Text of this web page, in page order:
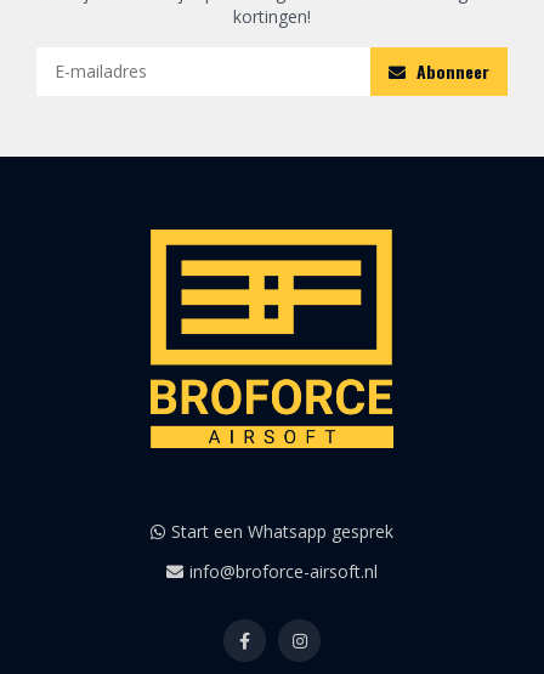
kortingen!
Abonneer
Start een Whatsapp gesprek
info@broforce-airsoft.nl